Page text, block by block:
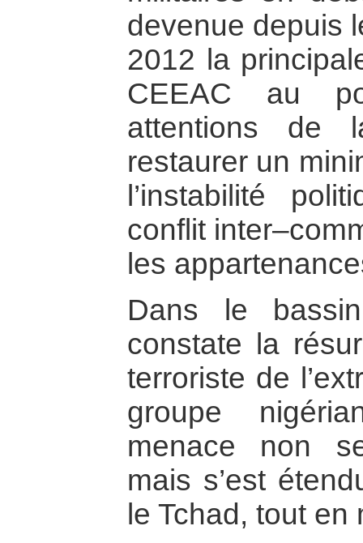
devenue depuis
2012 la
CEEAC au
attentions de
restaurer un
l’instabilité
conflit
les
Dans le
constate la
terroriste de
groupe
menace non
mais s’est
le Tchad, tout